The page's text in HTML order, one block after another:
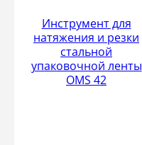
Инструмент для
натяжения и резки
стальной
упаковочной ленты
OMS 42